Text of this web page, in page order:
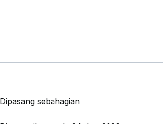
Dipasang sebahagian